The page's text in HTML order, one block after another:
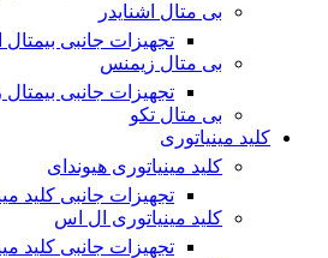
بی متال اشنایدر
تجهیزات جانبی بیمتال
بی متال زیمنس
تجهیزات جانبی
بی متال تکو
کلید مینیاتوری
کلید مینیاتوری هیوندای
تجهیزات جانبی کلید
کلید مینیاتوری ال اس
تجهیزات جانبی کلید